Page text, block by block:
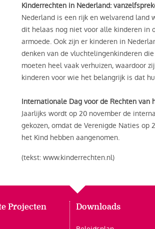
Kinderrechten in Nederland:
Nederland is een rijk en welvarend land
dit helaas nog niet voor alle kinderen in
armoede. Ook zijn er kinderen in
denken van de vluchtelingenkinderen
moeten heel vaak verhuizen, waardoor
kinderen voor wie het belangrijk is dat
Internationale Dag voor de Rechten van
Jaarlijks wordt op 20 november de
gekozen, omdat de Verenigde Naties op
het Kind hebben aangenomen.
(tekst: www.kinderrechten.nl)
Projecten Downloads